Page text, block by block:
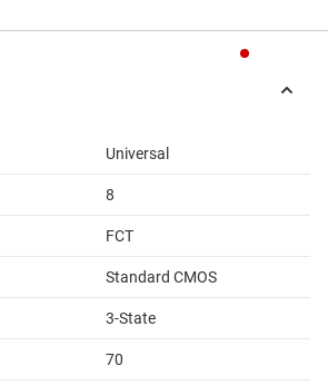
Universal
8
FCT
Standard CMOS
3-State
70